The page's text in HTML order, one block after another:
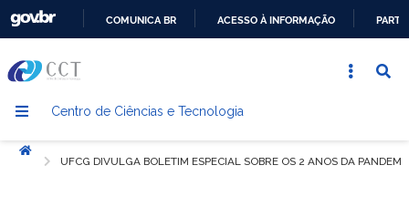
CONTEÚDO
COMUNICA BR ACESSO À INFORMAÇÃO
Centro de Ciências e Tecnologia
Início
UFCG DIVULGA BOLETIM ESPECIAL SOBRE OS 2 ANOS DA